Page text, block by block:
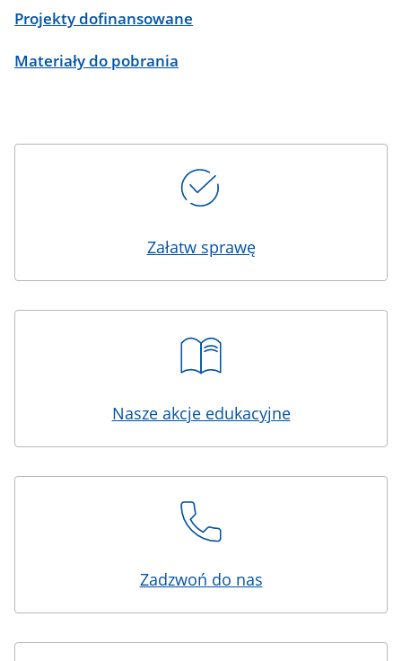
Projekty dofinansowane
Materiały do pobrania
Załatw sprawę
Nasze akcje edukacyjne
Zadzwoń do nas